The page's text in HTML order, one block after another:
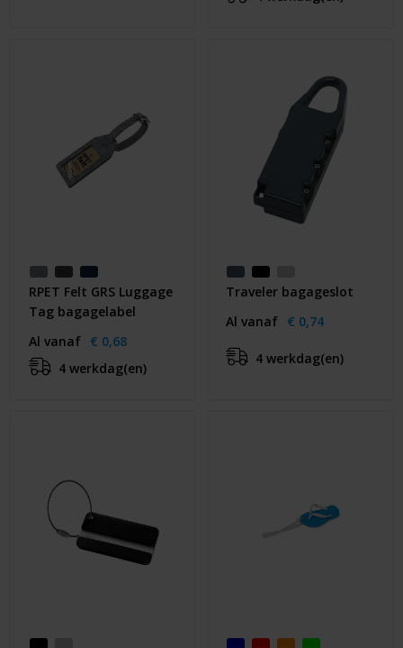
RPET Felt GRS Luggage
Tag bagagelabel
Al vanaf € 0,68
4 werkdag(en)
Traveler bagageslot
Al vanaf € 0,74
4 werkdag(en)